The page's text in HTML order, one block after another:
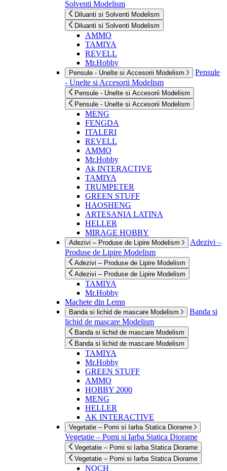
Solventi Modelism
Diluanti si Solventi Modelism
Diluanti si Solventi Modelism
AMMO
TAMIYA
REVELL
Mr.Hobby
Pensule - Unelte si Accesorii Modelism
Pensule
- Unelte si Accesorii Modelism
Pensule - Unelte si Accesorii Modelism
Pensule - Unelte si Accesorii Modelism
MENG
FENGDA
ITALERI
REVELL
AMMO
Mr.Hobby
Ak INTERACTIVE
TAMIYA
TRUMPETER
GREEN STUFF
HAOSHENG
ARTESANIA LATINA
HELLER
MIRAGE HOBBY
Adezivi – Produse de Lipire Modelism
Adezivi –
Produse de Lipire Modelism
Adezivi – Produse de Lipire Modelism
Adezivi – Produse de Lipire Modelism
TAMIYA
Mr.Hobby
Machete din Lemn
Banda si lichid de mascare Modelism
Banda si
lichid de mascare Modelism
Banda si lichid de mascare Modelism
Banda si lichid de mascare Modelism
TAMIYA
Mr.Hobby
GREEN STUFF
AMMO
HOBBY 2000
MENG
HELLER
AK INTERACTIVE
Vegetatie – Pomi si Iarba Statica Diorame
Vegetatie – Pomi si Iarba Statica Diorame
Vegetatie – Pomi si Iarba Statica Diorame
Vegetatie – Pomi si Iarba Statica Diorame
NOCH